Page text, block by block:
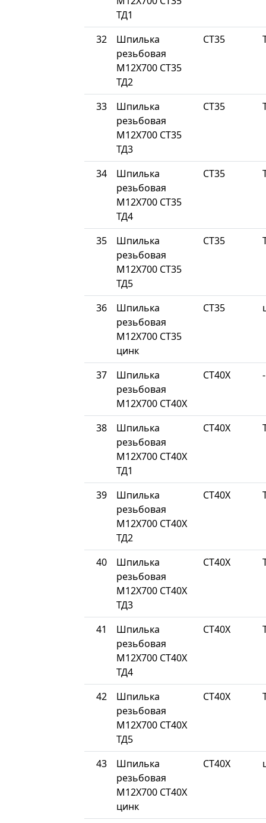
ТД1
32
Шпилька
резьбовая
М12Х700 СТ35
ТД2
СТ35
33
Шпилька
резьбовая
М12Х700 СТ35
ТД3
СТ35
34
Шпилька
резьбовая
М12Х700 СТ35
ТД4
СТ35
35
Шпилька
резьбовая
М12Х700 СТ35
ТД5
СТ35
36
Шпилька
резьбовая
М12Х700 СТ35
цинк
СТ35
37
Шпилька
резьбовая
М12Х700 СТ40Х
СТ40Х -
38
Шпилька
резьбовая
М12Х700 СТ40Х
ТД1
СТ40Х
39
Шпилька
резьбовая
М12Х700 СТ40Х
ТД2
СТ40Х
40
Шпилька
резьбовая
М12Х700 СТ40Х
ТД3
СТ40Х
41
Шпилька
резьбовая
М12Х700 СТ40Х
ТД4
СТ40Х
42
Шпилька
резьбовая
М12Х700 СТ40Х
ТД5
СТ40Х
43
Шпилька
резьбовая
М12Х700 СТ40Х
цинк
СТ40Х